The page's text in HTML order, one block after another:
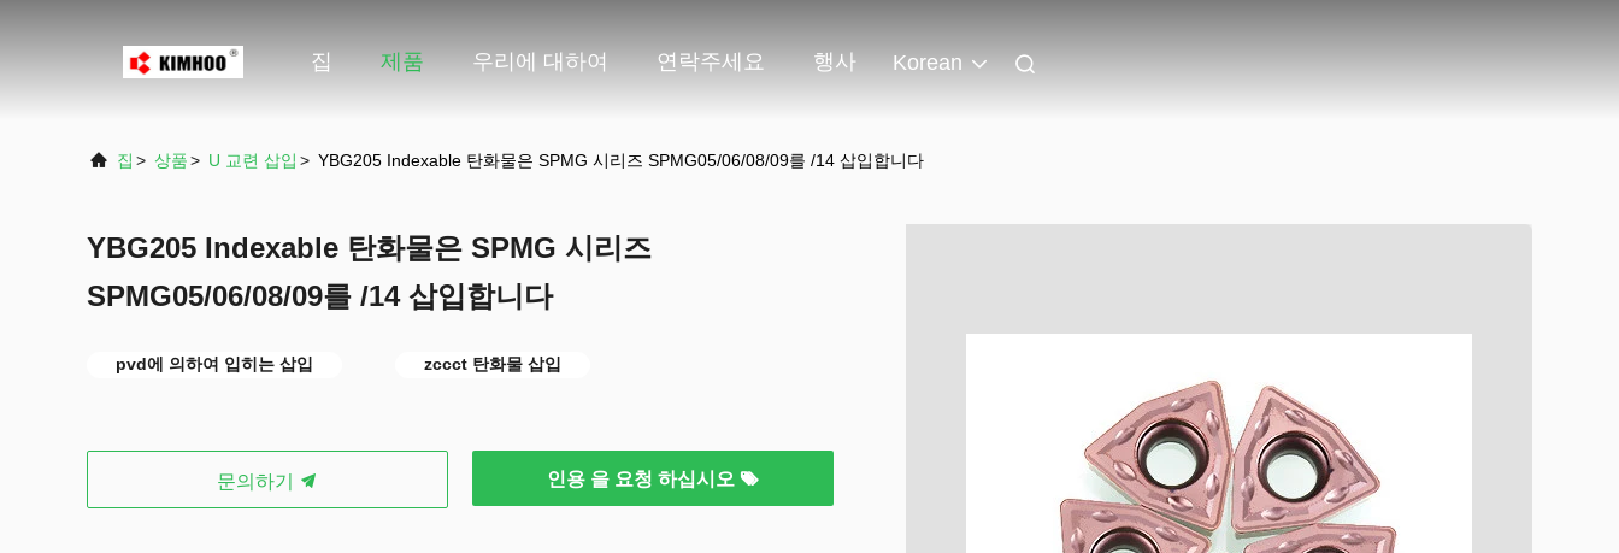
집 제품 우리에 대하여 연락주세요 행사 Korean
집 > 상품> U 교련 삽입 > YBG205 Indexable 탄화물은 SPMG 시리즈 SPMG05/06/08/09를 /14 삽입합니다
YBG205 Indexable 탄화물은 SPMG 시리즈
SPMG05/06/08/09를 /14 삽입합니다
pvd에 의하여 입히는 삽입 zccct 탄화물 삽입
문의하기 인용 을 요청 하십시오